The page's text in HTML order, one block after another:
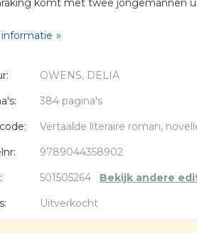
komt met twee jongemannen
wordt gevonden, valt de
OWENS, DELIA
384 pagina's
Vertaalde literaire roman,
9789044358902
501505264 Bekijk andere
Uitverkocht